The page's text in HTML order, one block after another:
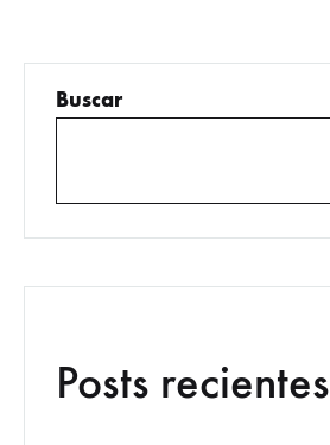
Buscar
Posts recientes